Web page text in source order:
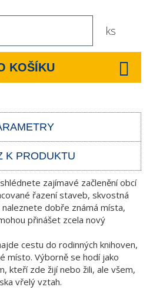
ks
KOŠÍKU
K PRODUKTU
zajímavé začlenění obcí
řazení staveb, skvostná
naleznete dobře známá místa,
přinášet zcela nový
cestu do rodinných knihoven,
místo. Výborně se hodí jako
kteří zde žijí nebo žili, ale všem,
vřelý vztah.